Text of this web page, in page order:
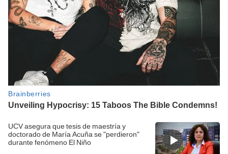
UCV asegura que tesis de maestría y
doctorado de María Acuña se "perdieron"
durante fenómeno El Niño